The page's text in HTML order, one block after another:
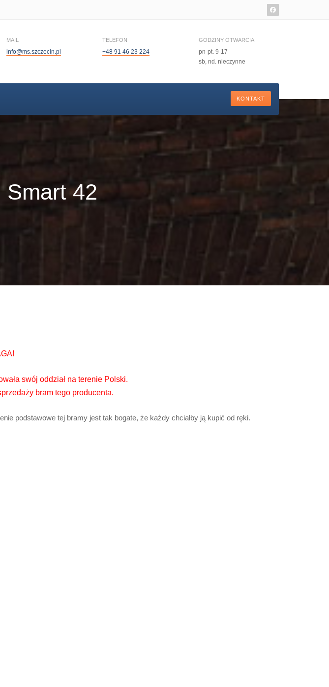
MAIL
info@ms.szczecin.pl
TELEFON
+48 91 46 23 224
GODZINY OTWARCIA
pn-pt. 9-17
sb, nd. nieczynne
KONTAKT
Smart 42
swój oddział na terenie Polski.
bram tego producenta.
podstawowe tej bramy jest tak bogate, że każdy chciałby ją kupić od ręki.